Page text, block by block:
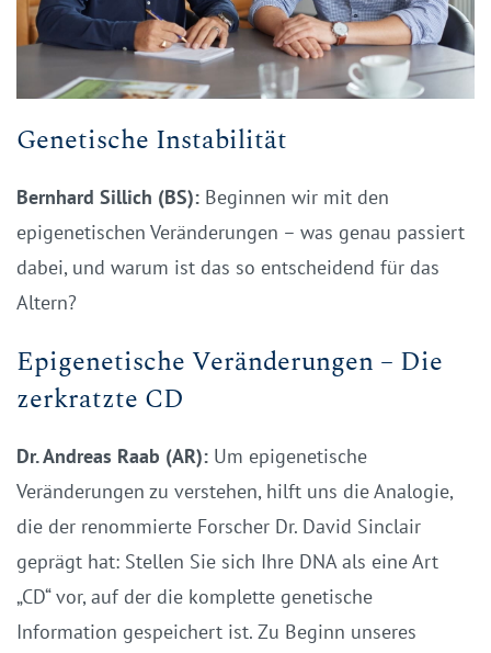
Genetische Instabilität
Bernhard Sillich (BS): Beginnen wir mit den
epigenetischen Veränderungen – was genau passiert
dabei, und warum ist das so entscheidend für das
Altern?
Epigenetische Veränderungen – Die
zerkratzte CD
Dr. Andreas Raab (AR): Um epigenetische
Veränderungen zu verstehen, hilft uns die Analogie,
die der renommierte Forscher Dr. David Sinclair
geprägt hat: Stellen Sie sich Ihre DNA als eine Art
„CD“ vor, auf der die komplette genetische
Information gespeichert ist. Zu Beginn unseres